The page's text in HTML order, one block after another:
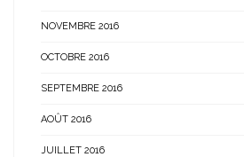
NOVEMBRE 2016
OCTOBRE 2016
SEPTEMBRE 2016
AOÛT 2016
JUILLET 2016